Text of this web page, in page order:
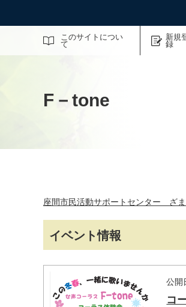
このサイトについ
て
新規
録
サイト内検索
F－tone
座間市民活動サポートセンター ざま
イベント情報
公開
コ